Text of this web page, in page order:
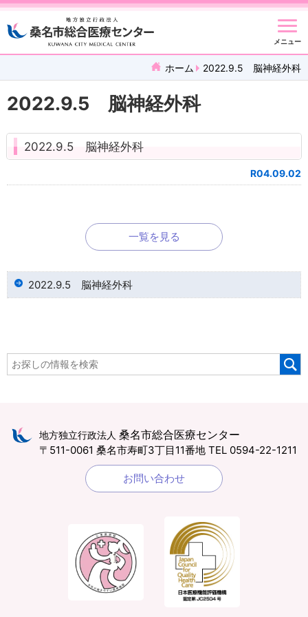
メニュー
ホーム 2022.9.5 脳神経外科
2022.9.5 脳神経外科
2022.9.5 脳神経外科
R04.09.02
一覧を見る
2022.9.5 脳神経外科
地方独立行政法人 桑名市総合医療センター
〒511-0061 桑名市寿町3丁目11番地 TEL 0594-22-1211
お問い合わせ